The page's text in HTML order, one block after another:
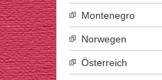
Montenegro
Norwegen
Österreich